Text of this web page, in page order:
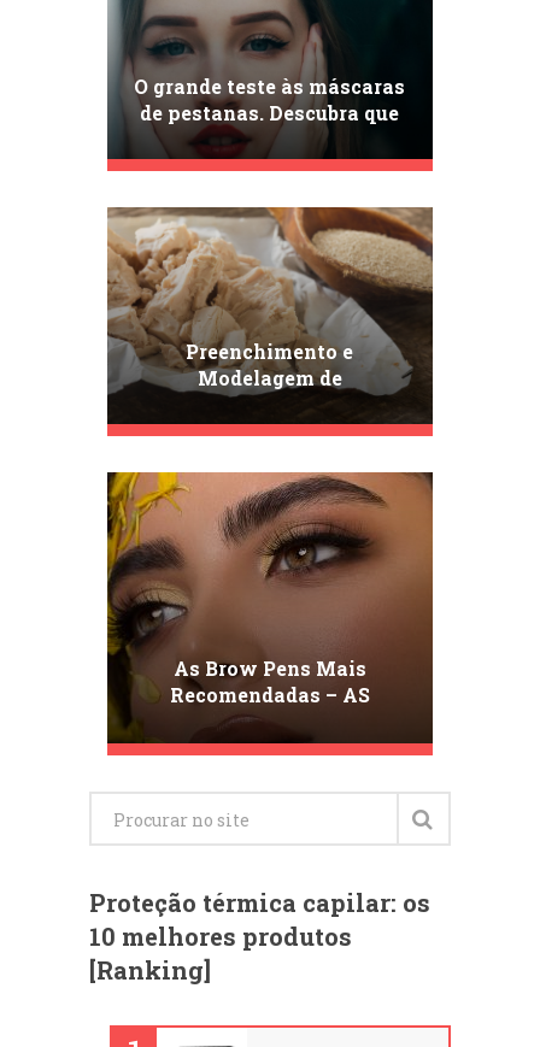
O grande teste às máscaras
de pestanas. Descubra que
máscaras deve incluir no
seu estojo de maquilhagem!
Preenchimento e
Modelagem de
Sobrancelhas: Um Guia
Completo
As Brow Pens Mais
Recomendadas – AS
NOSSAS ESCOLHAS –
Conheça A Melhor Brow
Proteção térmica capilar: os
10 melhores produtos
[Ranking]